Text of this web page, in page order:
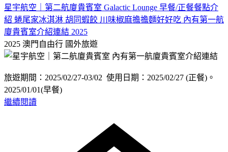
星宇航空｜第二航廈貴賓室 Galactic Lounge 早餐/正餐餐點介
紹 蜷尾家冰淇淋 胡同蝦餃 川味椒麻擔擔麵好好吃 內有第一航
廈貴賓室介紹連結 2025
2025 澳門自由行 國外旅遊
旅遊期間：2025/02/27-03/02 使用日期：2025/02/27 (正餐)。
2025/01/01(早餐)
繼續閱讀